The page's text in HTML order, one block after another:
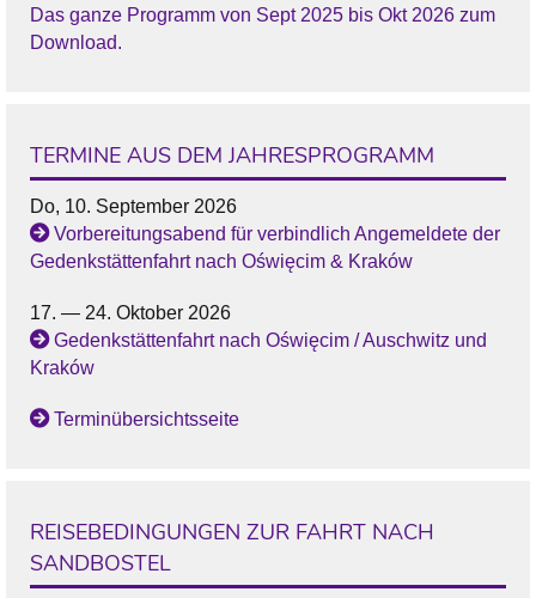
Das ganze Programm von Sept 2025 bis Okt 2026 zum
Download.
TERMINE AUS DEM JAHRESPROGRAMM
Do, 10. September 2026
Vorbereitungsabend für verbindlich Angemeldete der
Gedenkstättenfahrt nach Oświęcim & Kraków
17. — 24. Oktober 2026
Gedenkstättenfahrt nach Oświęcim / Auschwitz und
Kraków
Terminübersichtsseite
REISEBEDINGUNGEN ZUR FAHRT NACH
SANDBOSTEL